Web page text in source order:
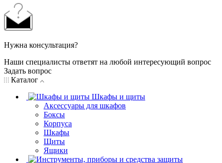
Нужна консультация?
Наши специалисты ответят на любой интересующий вопрос
Задать вопрос
Каталог
Шкафы и щиты
Аксессуары для шкафов
Боксы
Корпуса
Шкафы
Щиты
Ящики